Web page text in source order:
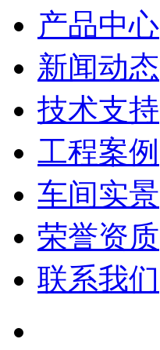
产品中心
新闻动态
技术支持
工程案例
车间实景
荣誉资质
联系我们